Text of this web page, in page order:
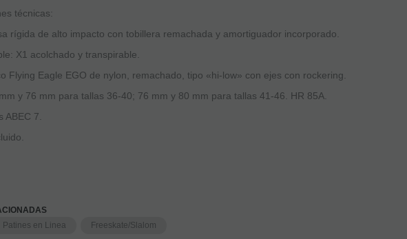
técnicas:
rígida de alto impacto con tobillera remachada y amortiguador incorporado.
X1 acolchado y transpirable.
Flying Eagle EGO de nylon, remachado, tipo «hi-low» con ejes con rockering.
y 76 mm para tallas 36-40; 76 mm y 80 mm para tallas 41-46. HR 85A.
ABEC 7.
Patines en Linea Freeskate/Slalom